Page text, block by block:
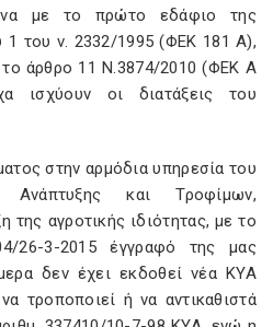
με το πρώτο εδάφιο της
1 του ν. 2332/1995 (ΦΕΚ 181 Α),
άρθρο 11 Ν.3874/2010 (ΦΕΚ Α
ισχύουν οι διατάξεις του
στην αρμόδια υπηρεσία του
Ανάπτυξης και Τροφίμων,
της αγροτικής ιδιότητας, με το
26-3-2015 έγγραφό της μας
δεν έχει εκδοθεί νέα ΚΥΑ
τροποποιεί ή να αντικαθιστά